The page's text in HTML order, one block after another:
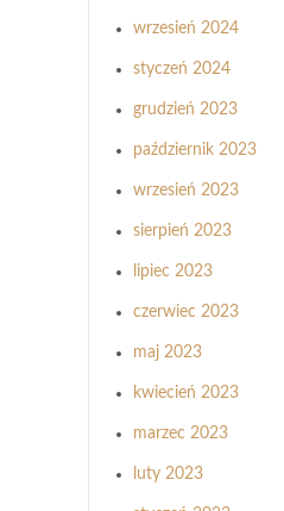
wrzesień 2024
styczeń 2024
grudzień 2023
październik 2023
wrzesień 2023
sierpień 2023
lipiec 2023
czerwiec 2023
maj 2023
kwiecień 2023
marzec 2023
luty 2023